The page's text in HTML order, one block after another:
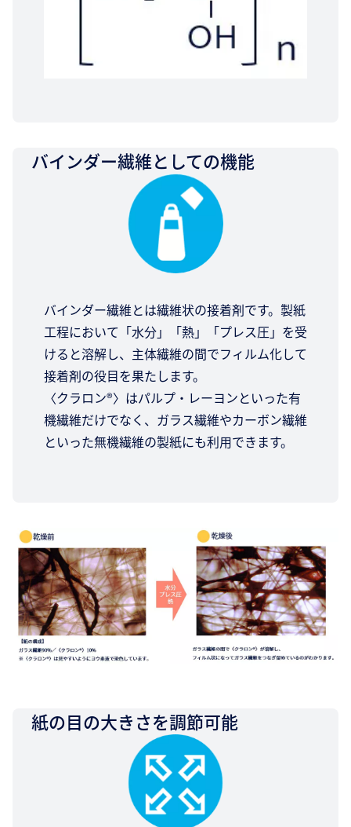
バインダー繊維としての機能
バインダー繊維とは繊維状の接着剤です。製紙
工程において「水分」「熱」「プレス圧」を受
けると溶解し、主体繊維の間でフィルム化して
接着剤の役目を果たします。
〈クラロン®〉はパルプ・レーヨンといった有
機繊維だけでなく、ガラス繊維やカーボン繊維
といった無機繊維の製紙にも利用できます。
紙の目の大きさを調節可能